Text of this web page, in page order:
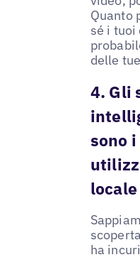
Quanto
sé i
delle
4. Gli
sono
locale
ha